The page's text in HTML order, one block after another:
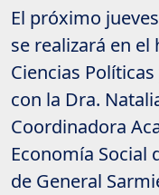
El próximo
se realizará en el
Ciencias
con la Dra.
Coordinadora
Economía Social
de General